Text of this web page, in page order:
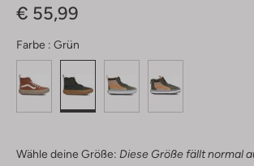
€ 55,99
Farbe : Grün
Wähle deine Größe: Diese Größe fällt normal